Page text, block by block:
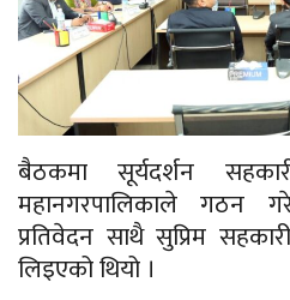
बैठकमा सूर्यदर्शन
महानगरपालिकाले गठन
प्रतिवेदन साथै सुप्रिम
लिइएको थियो ।